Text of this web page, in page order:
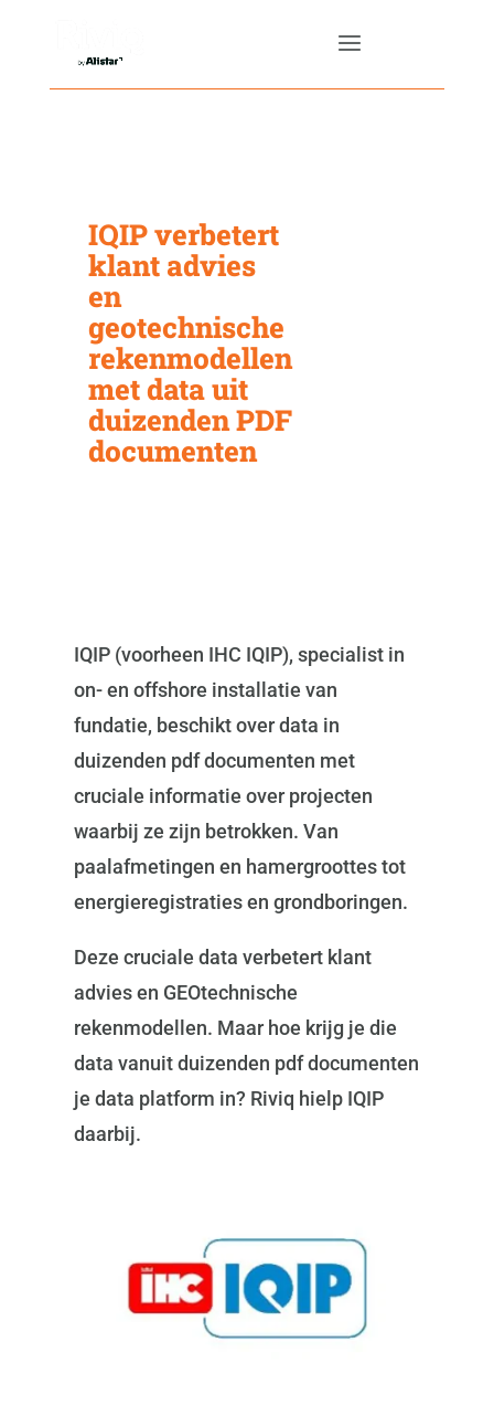
IQIP verbetert
klant advies
en
geotechnische
rekenmodellen
met data uit
duizenden PDF
documenten
IQIP (voorheen IHC IQIP), specialist in
on- en offshore installatie van
fundatie, beschikt over data in
duizenden pdf documenten met
cruciale informatie over projecten
waarbij ze zijn betrokken. Van
paalafmetingen en hamergroottes tot
energieregistraties en grondboringen.
Deze cruciale data verbetert klant
advies en GEOtechnische
rekenmodellen. Maar hoe krijg je die
data vanuit duizenden pdf documenten
je data platform in? Riviq hielp IQIP
daarbij.